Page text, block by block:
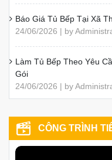
Báo Giá Tủ Bếp Tại Xã
24/06/2026 | by
Làm Tủ Bếp Theo Yêu
Gói
24/06/2026 | by
CÔNG TRÌNH